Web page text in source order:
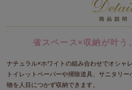
省スペース×収納が叶う
ナチュラル×ホワイトの組み合わせでオシャ
トイレットペーパーや掃除道具、サニタリ
物を人目につかず収納できます。